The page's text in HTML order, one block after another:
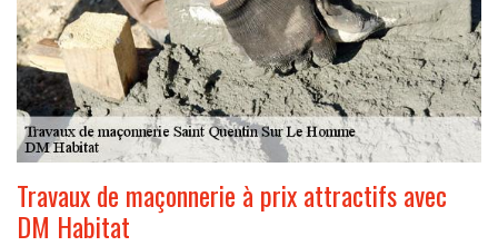
Travaux de maçonnerie à prix attractifs avec
DM Habitat